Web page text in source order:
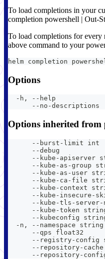
To load completions in your
completion powershell | Out-
To load completions for every
above command to your
helm completion
Options
-h, --help
--no-descriptions
Options inherited from
--burst-limit int
--debug
--kube-apiserver
--kube-as-group
--kube-as-user
--kube-ca-file
--kube-context
--kube-insecure-
--kube-tls-
--kube-token
--kubeconfig
-n, --namespace
--qps float32
--registry-config
--repository-
--repository-